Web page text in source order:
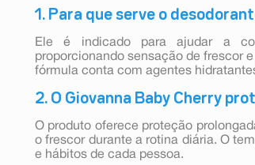
1. Para que serve o
Ele é indicado para ajudar a
proporcionando sensação de frescor
fórmula conta com agentes
2. O Giovanna Baby Cherry
O produto oferece proteção
o frescor durante a rotina diária. O
e hábitos de cada pessoa.